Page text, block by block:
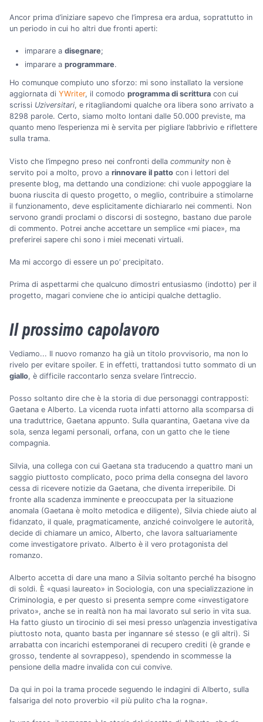
Ancor prima d’iniziare sapevo che l’impresa era ardua, soprattutto in
un periodo in cui ho altri due fronti aperti:
imparare a disegnare;
imparare a programmare.
Ho comunque compiuto uno sforzo: mi sono installato la versione
aggiornata di YWriter, il comodo programma di scrittura con cui
scrissi Uziversitari, e ritagliandomi qualche ora libera sono arrivato a
8298 parole. Certo, siamo molto lontani dalle 50.000 previste, ma
quanto meno l’esperienza mi è servita per pigliare l’abbrivio e riflettere
sulla trama.
Visto che l’impegno preso nei confronti della community non è
servito poi a molto, provo a rinnovare il patto con i lettori del
presente blog, ma dettando una condizione: chi vuole appoggiare la
buona riuscita di questo progetto, o meglio, contribuire a stimolarne
il funzionamento, deve esplicitamente dichiararlo nei commenti. Non
servono grandi proclami o discorsi di sostegno, bastano due parole
di commento. Potrei anche accettare un semplice «mi piace», ma
preferirei sapere chi sono i miei mecenati virtuali.
Ma mi accorgo di essere un po’ precipitato.
Prima di aspettarmi che qualcuno dimostri entusiasmo (indotto) per il
progetto, magari conviene che io anticipi qualche dettaglio.
Il prossimo capolavoro
Vediamo... Il nuovo romanzo ha già un titolo provvisorio, ma non lo
rivelo per evitare spoiler. E in effetti, trattandosi tutto sommato di un
giallo, è difficile raccontarlo senza svelare l’intreccio.
Posso soltanto dire che è la storia di due personaggi contrapposti:
Gaetana e Alberto. La vicenda ruota infatti attorno alla scomparsa di
una traduttrice, Gaetana appunto. Sulla quarantina, Gaetana vive da
sola, senza legami personali, orfana, con un gatto che le tiene
compagnia.
Silvia, una collega con cui Gaetana sta traducendo a quattro mani un
saggio piuttosto complicato, poco prima della consegna del lavoro
cessa di ricevere notizie da Gaetana, che diventa irreperibile. Di
fronte alla scadenza imminente e preoccupata per la situazione
anomala (Gaetana è molto metodica e diligente), Silvia chiede aiuto al
fidanzato, il quale, pragmaticamente, anziché coinvolgere le autorità,
decide di chiamare un amico, Alberto, che lavora saltuariamente
come investigatore privato. Alberto è il vero protagonista del
romanzo.
Alberto accetta di dare una mano a Silvia soltanto perché ha bisogno
di soldi. È «quasi laureato» in Sociologia, con una specializzazione in
Criminologia, e per questo si presenta sempre come «investigatore
privato», anche se in realtà non ha mai lavorato sul serio in vita sua.
Ha fatto giusto un tirocinio di sei mesi presso un’agenzia investigativa
piuttosto nota, quanto basta per ingannare sé stesso (e gli altri). Si
arrabatta con incarichi estemporanei di recupero crediti (è grande e
grosso, tendente al sovrappeso), spendendo in scommesse la
pensione della madre invalida con cui convive.
Da qui in poi la trama procede seguendo le indagini di Alberto, sulla
falsariga del noto proverbio «il più pulito c’ha la rogna».